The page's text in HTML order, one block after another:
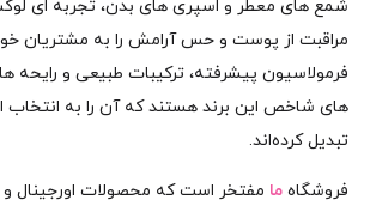
شمع‌ های معطر و اسپری‌ های بدن، تجربه‌ ای
مراقبت از پوست و حس آرامش را به مشتریان
فرمولاسیون پیشرفته، ترکیبات طبیعی و رایحه‌
های شاخص این برند هستند که آن را به انتخاب
تبدیل کرده‌اند.
فروشگاه ما مفتخر است که محصولات اورجینال و